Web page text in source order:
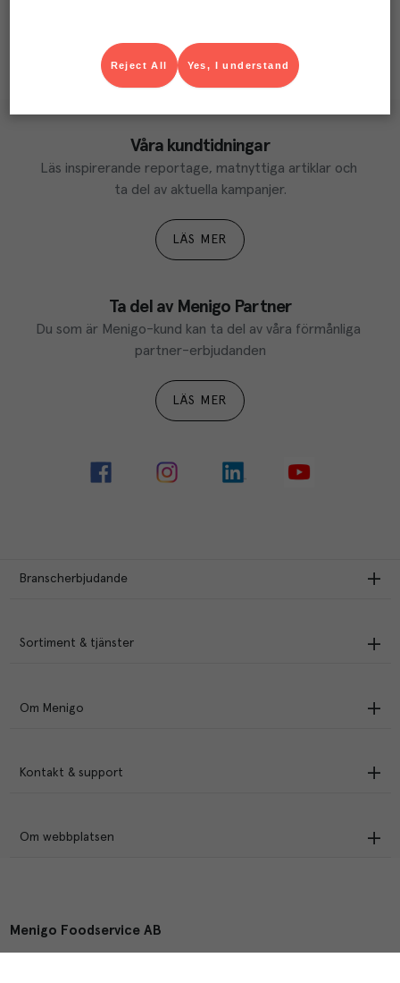
Våra kundtidningar
Läs inspirerande reportage, matnyttiga artiklar och
ta del av aktuella kampanjer.
LÄS MER
Ta del av Menigo Partner
Du som är Menigo-kund kan ta del av våra förmånliga
partner-erbjudanden
LÄS MER
Branscherbjudande
Sortiment & tjänster
Om Menigo
Kontakt & support
Om webbplatsen
Menigo Foodservice AB
Yes, I understand
Reject All